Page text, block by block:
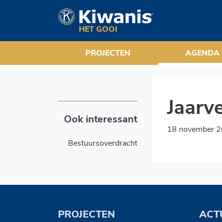
Jaarvergadering
HET GOOI
PROJECTEN AGENDA
18 november
Ook interessant
Bestuursoverdracht
PROJECTEN